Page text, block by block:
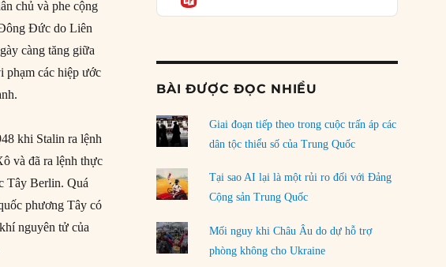
chủ và phe cộng
Đức do Liên
càng tăng giữa
phạm các hiệp ước
khi Stalin ra lệnh
và đã ra lệnh thực
Tây Berlin. Quá
phương Tây có
nguyên tử của
03/08/2026
Đặt cược vào thất bại: Các quỹ đầu tư mạo
rủi ro
02/08/2026
Làm thế nào để kết thúc Chiến tranh Iran?
01/08/2026
Chiến lược kế tiếp của Bắc Kinh ở Biển Đông
31/07/2026
BÀI ĐƯỢC ĐỌC NHIỀU
Giai đoạn tiếp theo trong cuộc trấn áp các
dân tộc thiểu số của Trung Quốc
Tại sao AI lại là một rủi ro đối với Đảng
Cộng sản Trung Quốc
Mối nguy khi Châu Âu do dự hỗ trợ
phòng không cho Ukraine